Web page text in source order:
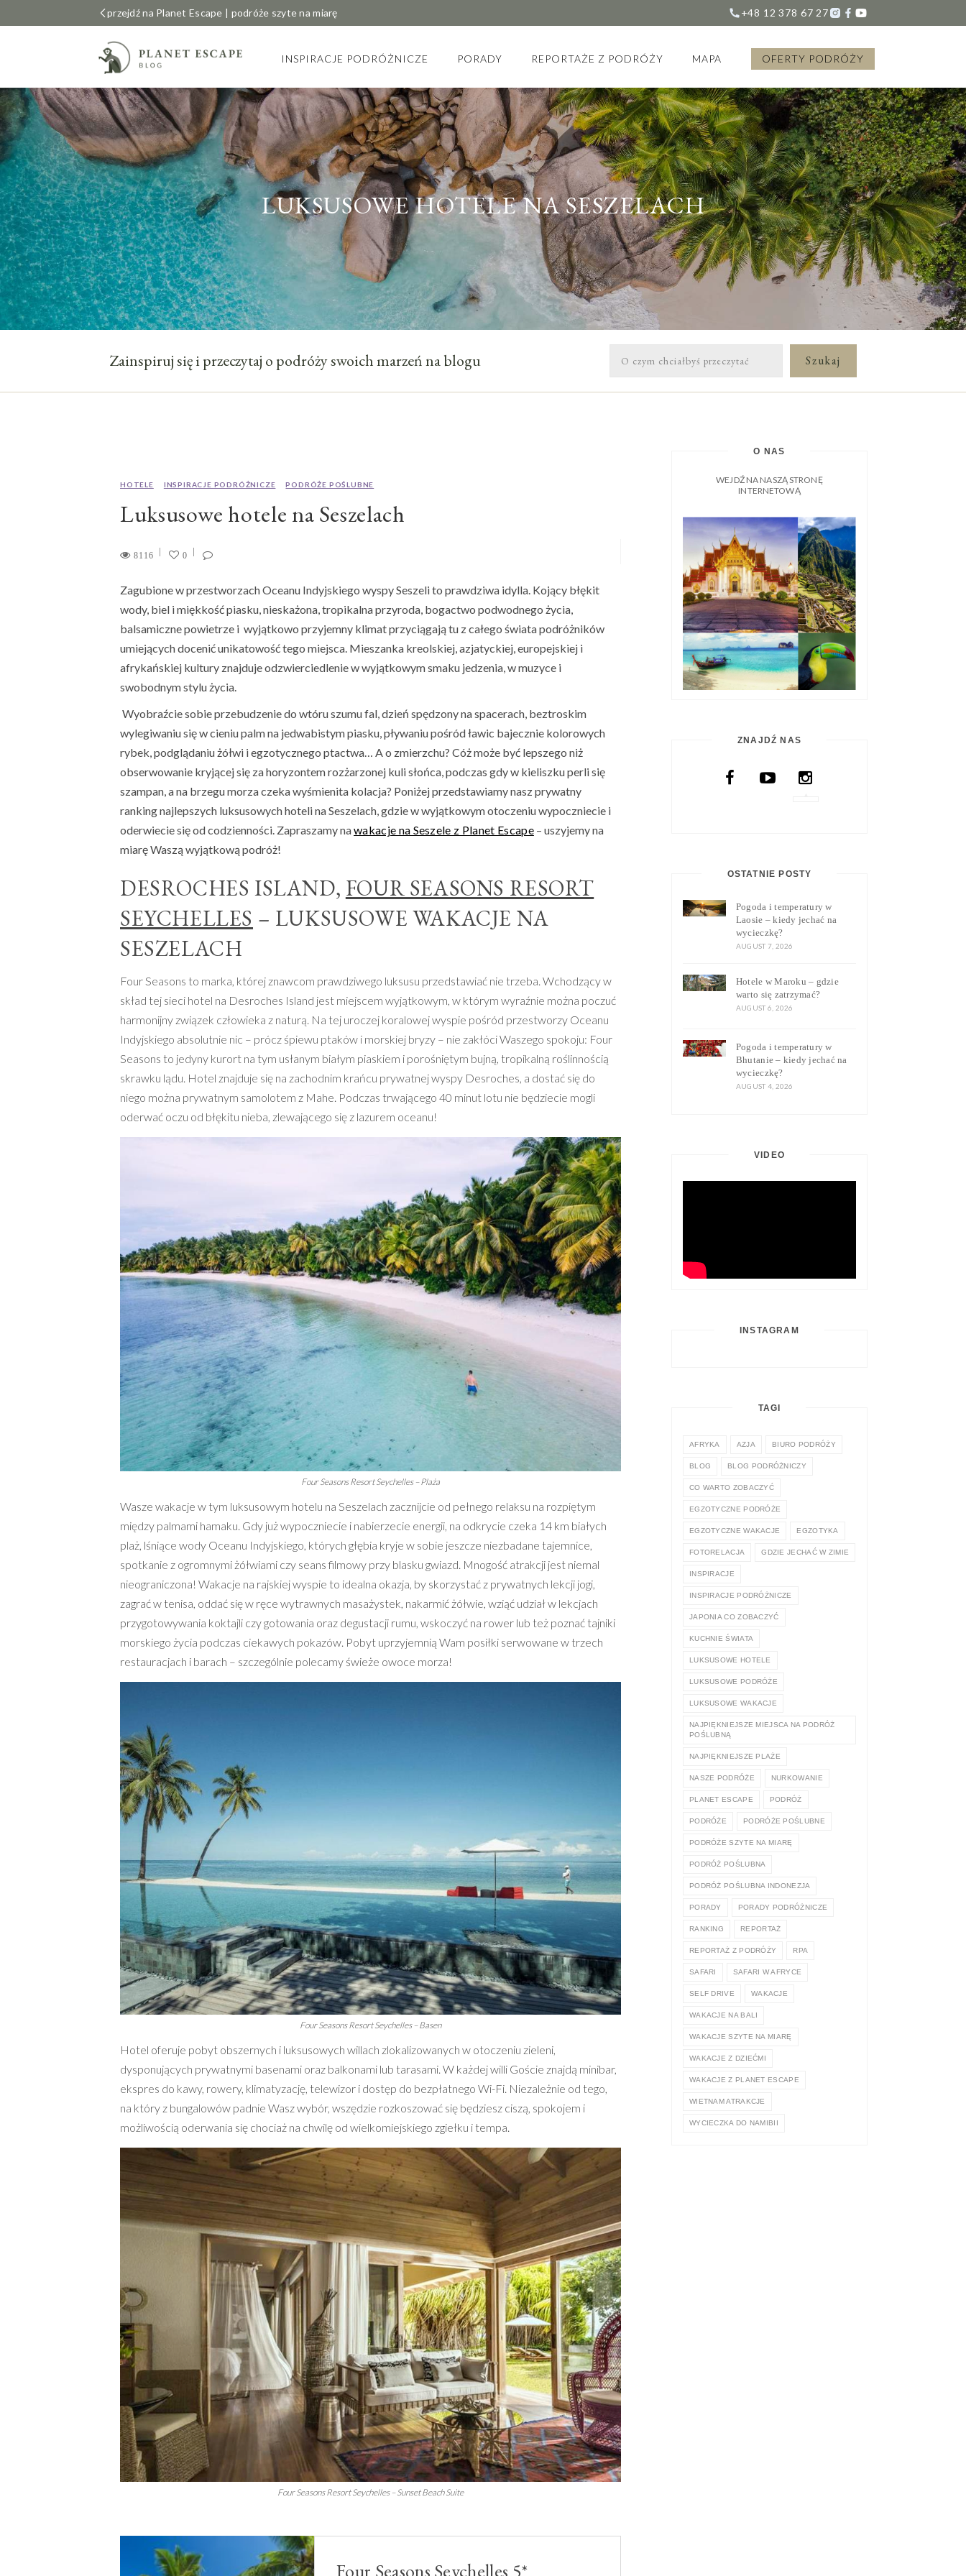
przejdź na Planet Escape | podróże szyte na miarę +48 12 378 67 27
INSPIRACJE PODRÓŻNICZE PORADY REPORTAŻE Z PODRÓŻY MAPA OFERTY PODRÓŻY
LUKSUSOWE HOTELE NA SESZELACH
Zainspiruj się i przeczytaj o podróży swoich marzeń na blogu
HOTELE INSPIRACJE PODRÓŻNICZE PODRÓŻE POŚLUBNE
Luksusowe hotele na Seszelach
8116 0
Zagubione w przestworzach Oceanu Indyjskiego wyspy Seszeli to prawdziwa idylla. Kojący błękit
wody, biel i miękkość piasku, nieskażona, tropikalna przyroda, bogactwo podwodnego życia,
balsamiczne powietrze i wyjątkowo przyjemny klimat przyciągają tu z całego świata podróżników
umiejących docenić unikatowość tego miejsca. Mieszanka kreolskiej, azjatyckiej, europejskiej i
afrykańskiej kultury znajduje odzwierciedlenie w wyjątkowym smaku jedzenia, w muzyce i
swobodnym stylu życia.
Wyobraźcie sobie przebudzenie do wtóru szumu fal, dzień spędzony na spacerach, beztroskim
wylegiwaniu się w cieniu palm na jedwabistym piasku, pływaniu pośród ławic bajecznie kolorowych
rybek, podglądaniu żółwi i egzotycznego ptactwa… A o zmierzchu? Cóż może być lepszego niż
obserwowanie kryjącej się za horyzontem rozżarzonej kuli słońca, podczas gdy w kieliszku perli się
szampan, a na brzegu morza czeka wyśmienita kolacja? Poniżej przedstawiamy nasz prywatny
ranking najlepszych luksusowych hoteli na Seszelach, gdzie w wyjątkowym otoczeniu wypoczniecie i
oderwiecie się od codzienności. Zapraszamy nawakacje na Seszele z Planet Escape– uszyjemy na
miarę Waszą wyjątkową podróż!
DESROCHES ISLAND, FOUR SEASONS RESORT
SEYCHELLES – LUKSUSOWE WAKACJE NA
SESZELACH
Four Seasons to marka, której znawcom prawdziwego luksusu przedstawiać nie trzeba. Wchodzący w
skład tej sieci hotel na Desroches Island jest miejscem wyjątkowym, w którym wyraźnie można poczuć
harmonijny związek człowieka z naturą. Na tej uroczej koralowej wyspie pośród przestworzy Oceanu
Indyjskiego absolutnie nic – prócz śpiewu ptaków i morskiej bryzy – nie zakłóci Waszego spokoju: Four
Seasons to jedyny kurort na tym usłanym białym piaskiem i porośniętym bujną, tropikalną roślinnością
skrawku lądu. Hotel znajduje się na zachodnim krańcu prywatnej wyspy Desroches, a dostać się do
niego można prywatnym samolotem z Mahe. Podczas trwającego 40 minut lotu nie będziecie mogli
oderwać oczu od błękitu nieba, zlewającego się z lazurem oceanu!
Four Seasons Resort Seychelles – Plaża
Wasze wakacje w tym luksusowym hotelu na Seszelach zacznijcie od pełnego relaksu na rozpiętym
między palmami hamaku. Gdy już wypoczniecie i nabierzecie energii, na odkrycie czeka 14 km białych
plaż, lśniące wody Oceanu Indyjskiego, których głębia kryje w sobie jeszcze niezbadane tajemnice,
spotkanie z ogromnymi żółwiami czy seans filmowy przy blasku gwiazd. Mnogość atrakcji jest niemal
nieograniczona! Wakacje na rajskiej wyspie to idealna okazja, by skorzystać z prywatnych lekcji jogi,
zagrać w tenisa, oddać się w ręce wytrawnych masażystek, nakarmić żółwie, wziąć udział w lekcjach
przygotowywania koktajli czy gotowania oraz degustacji rumu, wskoczyć na rower lub też poznać tajniki
morskiego życia podczas ciekawych pokazów. Pobyt uprzyjemnią Wam posiłki serwowane w trzech
restauracjach i barach – szczególnie polecamy świeże owoce morza!
Four Seasons Resort Seychelles – Basen
Hotel oferuje pobyt obszernych i luksusowych willach zlokalizowanych w otoczeniu zieleni,
dysponujących prywatnymi basenami oraz balkonami lub tarasami. W każdej willi Goście znajdą minibar,
ekspres do kawy, rowery, klimatyzację, telewizor i dostęp do bezpłatnego Wi-Fi. Niezależnie od tego,
na który z bungalowów padnie Wasz wybór, wszędzie rozkoszować się będziesz ciszą, spokojem i
możliwością oderwania się chociaż na chwilę od wielkomiejskiego zgiełku i tempa.
Four Seasons Resort Seychelles – Sunset Beach Suite
Four Seasons Seychelles 5*
O NAS
WEJDŹ NA NASZĄ STRONĘ
INTERNETOWĄ
ZNAJDŹ NAS
OSTATNIE POSTY
Pogoda i temperatury w
Laosie – kiedy jechać na
wycieczkę?
AUGUST 7, 2026
Hotele w Maroku – gdzie
warto się zatrzymać?
AUGUST 6, 2026
Pogoda i temperatury w
Bhutanie – kiedy jechać na
wycieczkę?
AUGUST 4, 2026
VIDEO
INSTAGRAM
TAGI
AFRYKA AZJA BIURO PODRÓŻY
BLOG BLOG PODRÓŻNICZY
CO WARTO ZOBACZYĆ
EGZOTYCZNE PODRÓŻE
EGZOTYCZNE WAKACJE EGZOTYKA
FOTORELACJA GDZIE JECHAĆ W ZIMIE
INSPIRACJE
INSPIRACJE PODRÓŻNICZE
JAPONIA CO ZOBACZYĆ
KUCHNIE ŚWIATA
LUKSUSOWE HOTELE
LUKSUSOWE PODRÓŻE
LUKSUSOWE WAKACJE
NAJPIĘKNIEJSZE MIEJSCA NA PODRÓŻ
POŚLUBNĄ
NAJPIĘKNIEJSZE PLAŻE
NASZE PODRÓŻE NURKOWANIE
PLANET ESCAPE PODRÓŻ
PODRÓŻE PODRÓŻE POŚLUBNE
PODRÓŻE SZYTE NA MIARĘ
PODRÓŻ POŚLUBNA
PODRÓŻ POŚLUBNA INDONEZJA
PORADY PORADY PODRÓŻNICZE
RANKING REPORTAŻ
REPORTAŻ Z PODRÓŻY RPA
SAFARI SAFARI W AFRYCE
SELF DRIVE WAKACJE
WAKACJE NA BALI
WAKACJE SZYTE NA MIARĘ
WAKACJE Z DZIEĆMI
WAKACJE Z PLANET ESCAPE
WIETNAM ATRAKCJE
WYCIECZKA DO NAMIBII